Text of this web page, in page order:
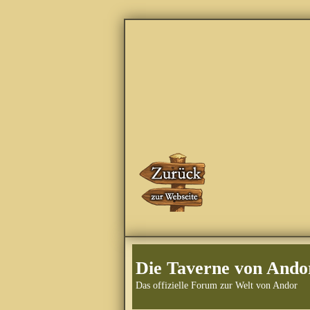
Die Taverne von
Das offizielle Forum zur Welt von Andor